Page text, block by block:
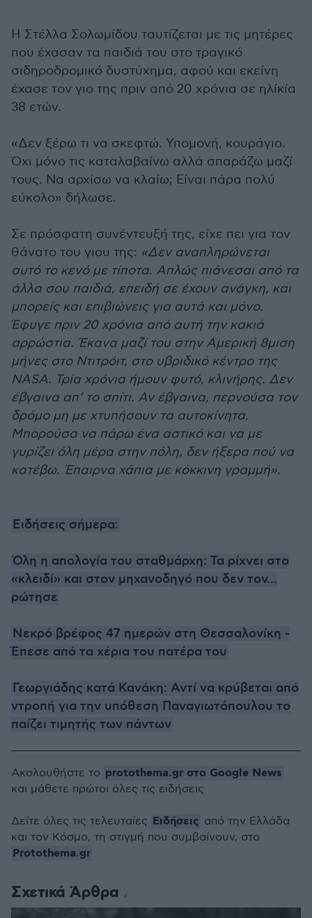
Η Στέλλα Σολωμίδου ταυτίζεται με τις μητέρες
που έχασαν τα παιδιά του στο τραγικό
σιδηροδρομικό δυστύχημα, αφού και εκείνη
έχασε τον γιο της πριν από 20 χρόνια σε ηλίκία
38 ετών.
«Δεν ξέρω τι να σκεφτώ. Υπομονή, κουράγιο.
Όχι μόνο τις καταλαβαίνω αλλά σπαράζω μαζί
τους. Να αρχίσω να κλαίω; Είναι πάρα πολύ
εύκολο» δήλωσε.
Σε πρόσφατη συνέντευξή της, είχε πει για τον
θάνατο του γιου της: «Δεν αναπληρώνεται
αυτό το κενό με τίποτα. Απλώς πιάνεσαι από τα
άλλα σου παιδιά, επειδή σε έχουν ανάγκη, και
μπορείς και επιβιώνεις για αυτά και μόνο.
Έφυγε πριν 20 χρόνια από αυτή την κακιά
αρρώστια. Έκανα μαζί του στην Αμερική 8μιση
μήνες στο Ντιτρόιτ, στο υβριδικό κέντρο της
NASA. Τρία χρόνια ήμουν φυτό, κλινήρης. Δεν
έβγαινα απ’ το σπίτι. Αν έβγαινα, περνούσα τον
δρόμο μη με χτυπήσουν τα αυτοκίνητα.
Μπορούσα να πάρω ένα αστικό και να με
γυρίζει όλη μέρα στην πόλη, δεν ήξερα πού να
κατέβω. Έπαιρνα χάπια με κόκκινη γραμμή».
Ειδήσεις σήμερα:
Όλη η απολογία του σταθμάρχη: Τα ρίχνει στο
«κλειδί» και στον μηχανοδηγό που δεν τον...
ρώτησε
Νεκρό βρέφος 47 ημερών στη Θεσσαλονίκη -
Έπεσε από τα χέρια του πατέρα του
Γεωργιάδης κατά Κανάκη: Αντί να κρύβεται από
ντροπή για την υπόθεση Παναγιωτόπουλου το
παίζει τιμητής των πάντων
Σχετικά Άρθρα
Ακολουθήστε το protothema.gr στο Google News
και μάθετε πρώτοι όλες τις ειδήσεις
Δείτε όλες τις τελευταίες Ειδήσεις από την Ελλάδα
και τον Κόσμο, τη στιγμή που συμβαίνουν, στο
Protothema.gr